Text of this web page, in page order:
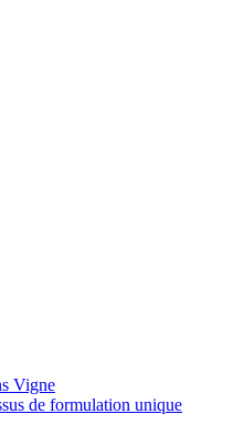
Vigne
de formulation unique